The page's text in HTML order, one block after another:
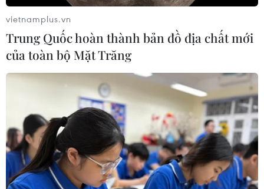
đồng
03/08/2026 13:47
TotalEnergies thâu tóm một phần
mảng năng lượng tái tạo của Shell
Xem thêm
vietnamplus.vn
Trung Quốc hoàn thành bản đồ địa chất mới
của toàn bộ Mặt Trăng